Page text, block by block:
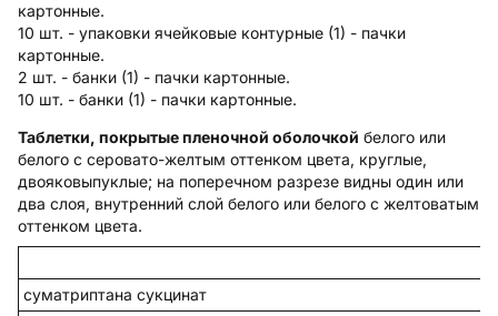
картонные.
10 шт. - упаковки ячейковые контурные (1) - пачки
картонные.
2 шт. - банки (1) - пачки картонные.
10 шт. - банки (1) - пачки картонные.
Таблетки, покрытые пленочной оболочкой белого или
белого с серовато-желтым оттенком цвета, круглые,
двояковыпуклые; на поперечном разрезе видны один или
два слоя, внутренний слой белого или белого с желтоватым
оттенком цвета.
суматриптана сукцинат